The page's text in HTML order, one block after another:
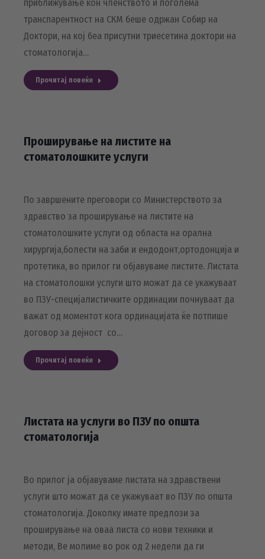
приближување кон членството и поголема
транспарентност на СКМ беше одржан Собир на
Доктори, на кој беа присутни триесетина доктори на
стоматологија…
Прочитај повеќе
Проширување на листите на
стоматолошките услуги
По завршените преговори со Министерството за
здравство за проширување на листите на
стоматолошките услуги од областа на орална
хирургија,болести на заби и ендодонт,ортодонција и
протетика, во прилог ги објавуваме листите. Листата
на стоматолошки услуги што можат да се укажуваат
во ПЗУ-специјалистичките ординации почнуваат да
важат од моментот кога ординацијата ќе потпише
договор за дејност со…
Прочитај повеќе
Листата на услуги во ПЗУ по општа
стоматологија
Во прилог ја објавуваме листата на здравствени
услуги што можат да се укажуваат во ПЗУ по општа
стоматологија. Доколку имате предлози за
проширување на оваа листа со нови техники и
методи, Ве молиме во рок од 2 недели да ги